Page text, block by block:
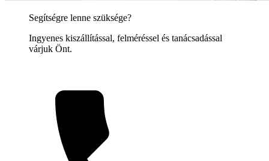
Segítségre lenne szüksége?
Ingyenes kiszállítással, felméréssel és tanácsadással
várjuk Önt.